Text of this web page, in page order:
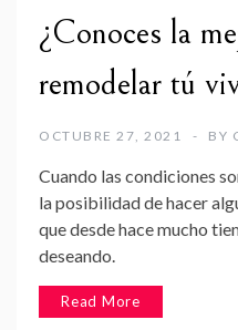
¿Conoces la
remodelar tú
OCTUBRE 27, 2021 BY
Cuando las condiciones
la posibilidad de hacer
que desde hace mucho
deseando.
Read More